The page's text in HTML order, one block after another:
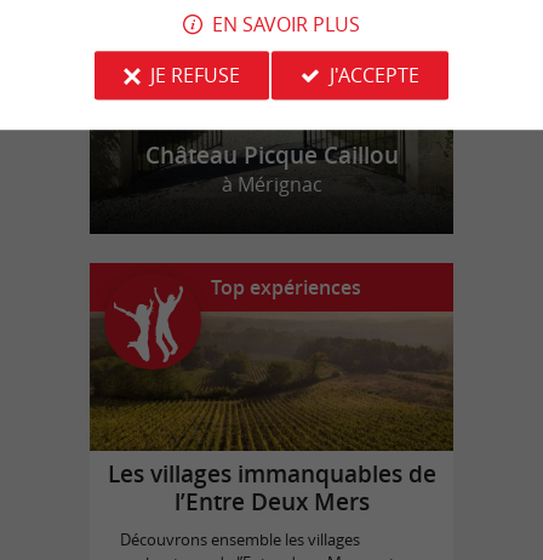
Château Picque Caillou
à Mérignac
Top expériences
Les villages immanquables de
l’Entre Deux Mers
Découvrons ensemble les villages
EN SAVOIR PLUS
JE REFUSE
J'ACCEPTE